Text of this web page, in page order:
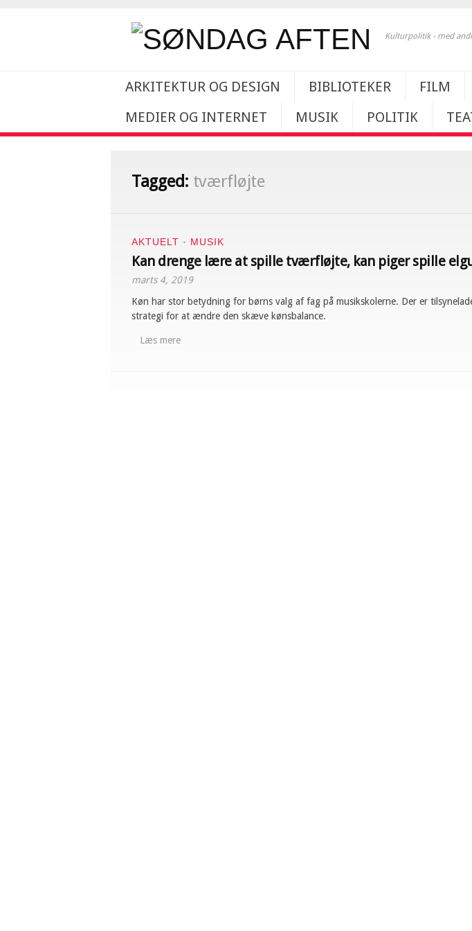
Kulturpolitik - med
ARKITEKTUR OG DESIGN BIBLIOTEKER FILM
MEDIER OG INTERNET
MUSIK POLITIK
Tagged: tværfløjte
AKTUELT · MUSIK
Kan drenge lære at spille tværfløjte, kan piger spille
marts 4, 2019
Køn har stor betydning for børns valg af fag på musikskolerne. Der er
strategi for at ændre den skæve kønsbalance.
Læs mere